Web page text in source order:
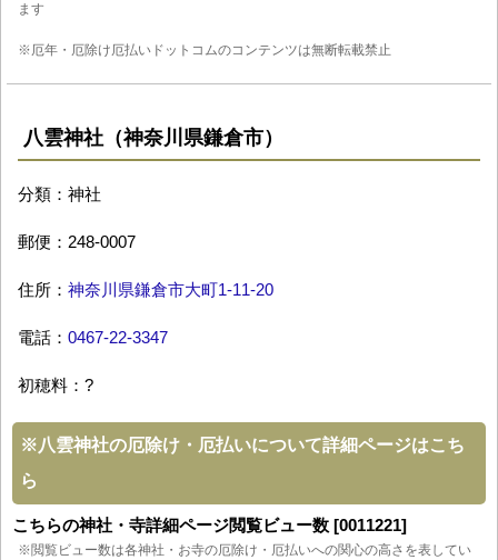
ます
※厄年・厄除け厄払いドットコムのコンテンツは無断転載禁止
八雲神社（神奈川県鎌倉市）
分類：神社
郵便：248-0007
住所： 神奈川県鎌倉市大町1-11-20
電話： 0467-22-3347
初穂料：?
※八雲神社の厄除け・厄払いについて詳細ページはこち
ら
こちらの神社・寺詳細ページ閲覧ビュー数 [0011221]
※閲覧ビュー数は各神社・お寺の厄除け・厄払いへの関心の高さを表してい